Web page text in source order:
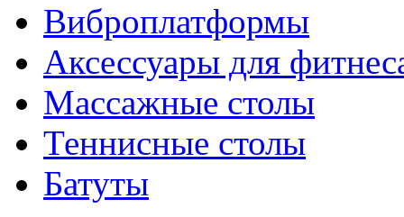
Виброплатформы
Аксессуары для
Массажные столы
Теннисные столы
Батуты